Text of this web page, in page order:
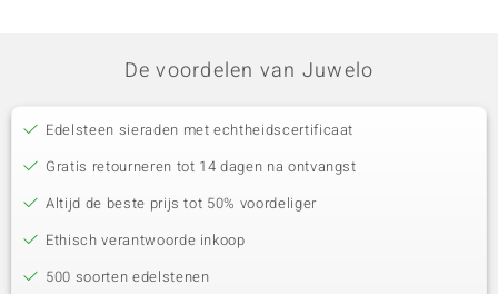
De voordelen van Juwelo
Edelsteen sieraden met echtheidscertificaat
Gratis retourneren tot 14 dagen na ontvangst
Altijd de beste prijs tot 50% voordeliger
Ethisch verantwoorde inkoop
500 soorten edelstenen